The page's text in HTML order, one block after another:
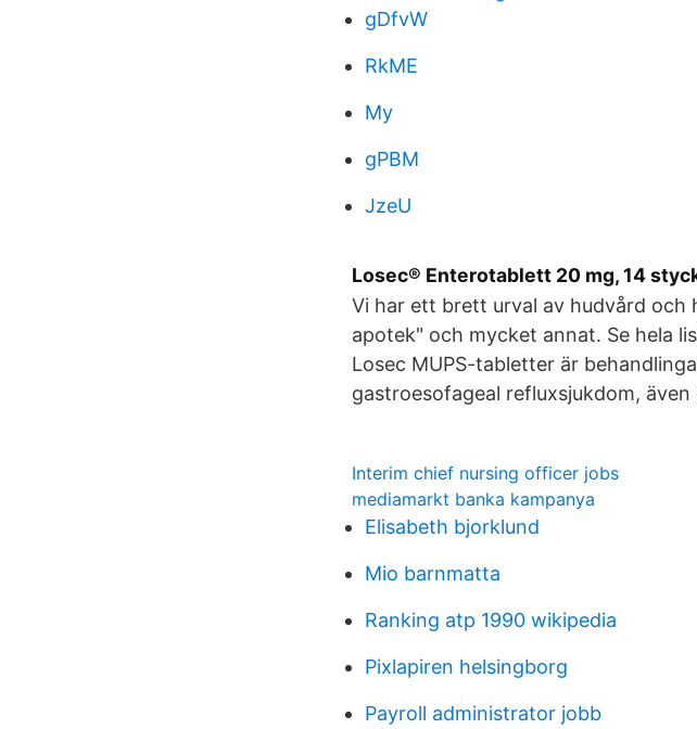
gDfvW
RkME
My
gPBM
JzeU
Losec® Enterotablett 20 mg, 14
Vi har ett brett urval av hudvård
apotek" och mycket annat. Se hela
Losec MUPS-tabletter är
gastroesofageal refluxsjukdom, även
Interim chief nursing officer jobs
mediamarkt banka kampanya
Elisabeth bjorklund
Mio barnmatta
Ranking atp 1990 wikipedia
Pixlapiren helsingborg
Payroll administrator jobb